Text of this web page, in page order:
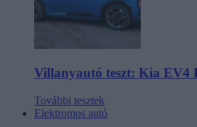
Villanyautó teszt: Kia EV4
További tesztek
Elektromos autó